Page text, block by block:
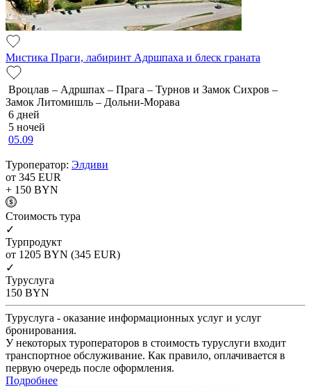
Мистика Праги, лабиринт Адршпаха и блеск граната
Вроцлав – Адршпах – Прага – Турнов и Замок Сихров –
Замок Литомишль – Дольни-Морава
6 дней
5 ночей
05.09
Туроператор: Элдиви
от 345 EUR
+ 150 BYN
Cтоимость тура
✓
Турпродукт
от 1205 BYN (345 EUR)
✓
Туруслуга
150 BYN
Туруслуга - оказание информационных услуг и услуг
бронирования.
У некоторых туроператоров в стоимость туруслуги входит
транспортное обслуживание. Как правило, оплачивается в
первую очередь после оформления.
Подробнее